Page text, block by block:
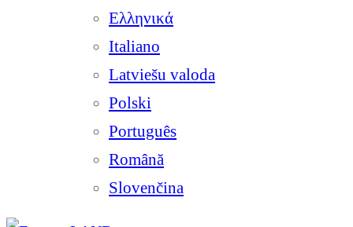
Ελληνικά
Italiano
Latviešu valoda
Polski
Português
Română
Slovenčina